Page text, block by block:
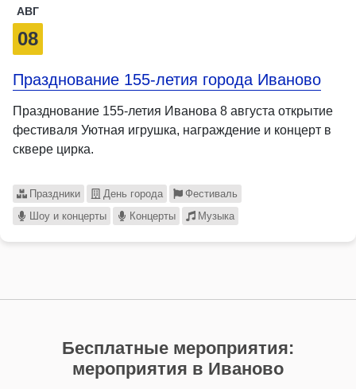
АВГ
08
Празднование 155-летия города Иваново
Празднование 155-летия Иванова 8 августа открытие
фестиваля Уютная игрушка, награждение и концерт в
сквере цирка.
Праздники День города
Фестиваль
Шоу и концерты
Концерты Музыка
Бесплатные мероприятия:
мероприятия в Иваново